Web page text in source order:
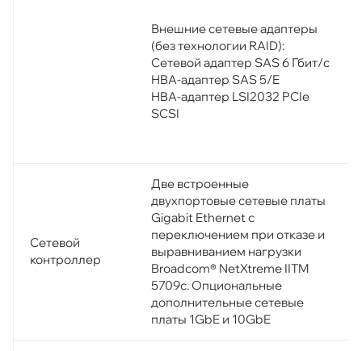
Внешние сетевые адаптеры
(без технологии RAID):
Сетевой адаптер SAS 6 Гбит/с
HBA-адаптер SAS 5/E
HBA-адаптер LSI2032 PCIe
SCSI
Сетевой
контроллер
Две встроенные
двухпортовые сетевые платы
Gigabit Ethernet с
переключением при отказе и
выравниванием нагрузки
Broadcom® NetXtreme IITM
5709c. Опциональные
дополнительные сетевые
платы 1GbE и 10GbE